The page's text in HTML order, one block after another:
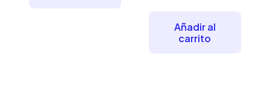
Añadir al
carrito